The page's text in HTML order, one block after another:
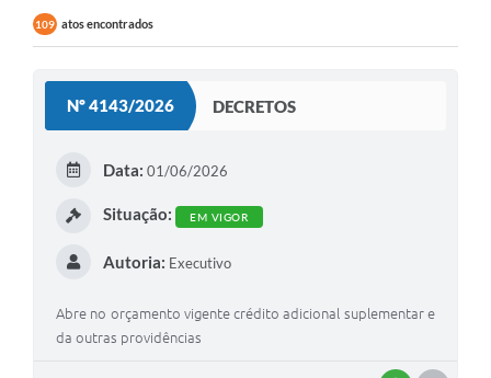
109 atos encontrados
Nº 4143/2026 DECRETOS
Data: 01/06/2026
Situação: EM VIGOR
Autoria: Executivo
Abre no orçamento vigente crédito adicional suplementar e
da outras providências